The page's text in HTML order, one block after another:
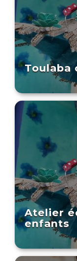
Toulaba
Atelier
enfants